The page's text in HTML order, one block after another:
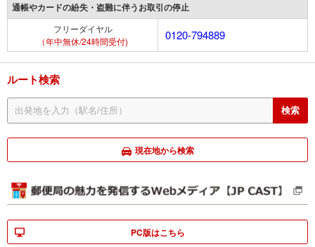
通帳やカードの紛失・盗難に伴うお取引の停止
フリーダイヤル
（年中無休/24時間受付)
0120-794889
ルート検索
現在地から検索
PC版はこちら